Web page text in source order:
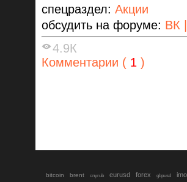
спецраздел: Акции
обсудить на форуме: ВК
4.9К
Комментарии ( 1 )
bitcoin brent cnyrub eurusd forex gbpusd